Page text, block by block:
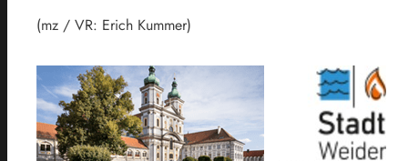
(mz / VR: Erich Kummer)